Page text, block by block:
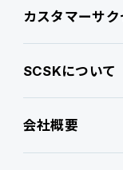
サポートサー
コラム
特集記事
ニュース・ト
カスタマーサク
SCSKについて
会社概要